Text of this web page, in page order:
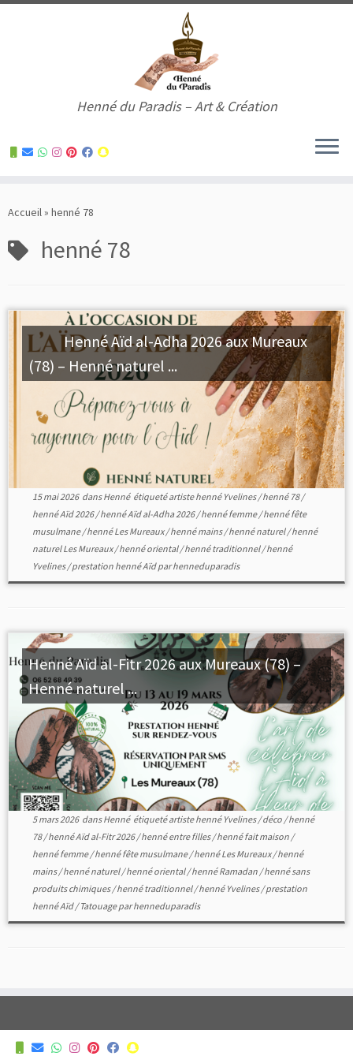
to
Henné du Paradis – Art & Création
Accueil» henné 78
henné 78
Henné Aïd al-Adha 2026 aux Mureaux
(78) – Henné naturel ...
15 mai 2026dansHenné étiquetéartiste henné Yvelines/henné 78/
henné Aïd 2026/henné Aïd al-Adha 2026/henné femme/henné fête
musulmane/henné Les Mureaux/henné mains/henné naturel/henné
naturel Les Mureaux/henné oriental/henné traditionnel/henné
Yvelines/prestation henné Aïdparhenneduparadis
Henné Aïd al-Fitr 2026 aux Mureaux (78) –
Henné naturel ...
5 mars 2026dansHenné étiquetéartiste henné Yvelines/déco /henné
78/henné Aïd al-Fitr 2026/henné entre filles/henné fait maison /
henné femme/henné fête musulmane/henné Les Mureaux/henné
mains/henné naturel/henné oriental/henné Ramadan /henné sans
produits chimiques/henné traditionnel/henné Yvelines/prestation
henné Aïd/Tatouageparhenneduparadis